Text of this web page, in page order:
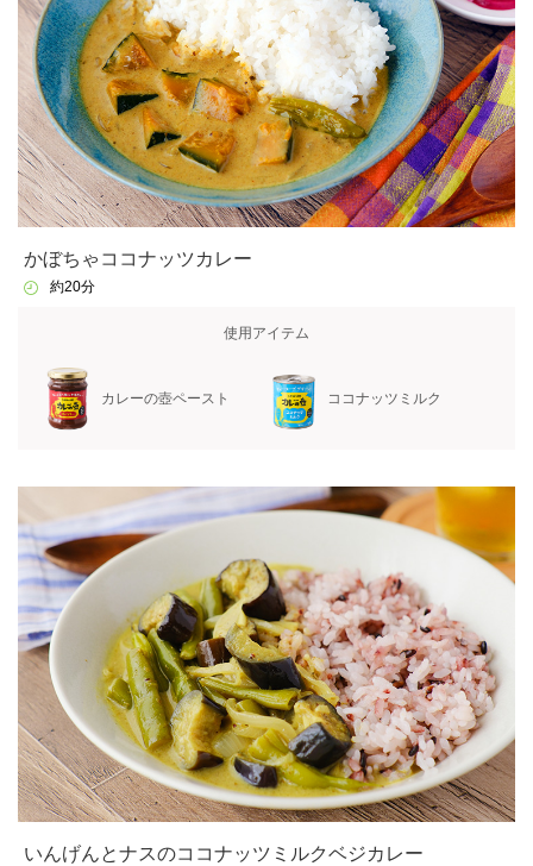
かぼちゃココナッツカレー
約20分
使用アイテム
カレーの壺ペースト ココナッツミルク
いんげんとナスのココナッツミルクベジカレー